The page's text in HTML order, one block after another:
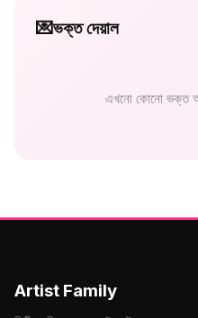
💌ভক্ত দেয়াল
এখনো কোনো ভক্ত
Artist Family